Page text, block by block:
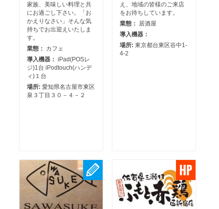
家族、美味しい料理と共
にお過ごし下さい。「お
かえりなさい」そんな気
持ちでお出迎えいたしま
す。
業態： カフェ
導入機器： iPad(POSレ
ジ)1台 iPodtouch(ハンデ
ィ)１台
場所: 愛知県名古屋市東区
泉３丁目３０－４－２
え、地域の皆様のご来店
をお待ちしています。
業態：
居酒屋
導入機器：
場所: 東京都台東区谷中1-
4-2